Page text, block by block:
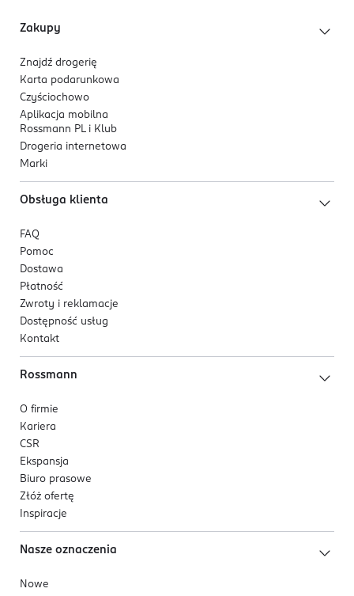
Zakupy
Znajdź drogerię
Karta podarunkowa
Czyściochowo
Aplikacja mobilna
Rossmann PL i Klub
Drogeria internetowa
Marki
Obsługa klienta
FAQ
Pomoc
Dostawa
Płatność
Zwroty i reklamacje
Dostępność usług
Kontakt
Rossmann
O firmie
Kariera
CSR
Ekspansja
Biuro prasowe
Złóż ofertę
Inspiracje
Nasze oznaczenia
Nowe